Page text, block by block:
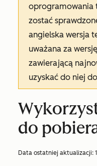
oprogramowania
zostać
angielska wersja
uważana za
zawierającą
uzyskać do niej
do
Data ostatniej aktualizacji: